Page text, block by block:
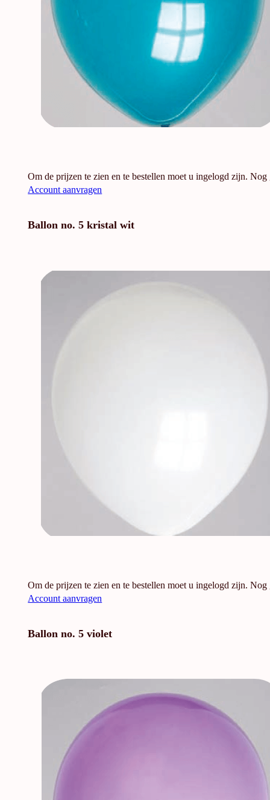
Om de prijzen te zien en te bestellen moet u ingelogd zijn. Nog
Account aanvragen
Ballon no. 5 kristal wit
Om de prijzen te zien en te bestellen moet u ingelogd zijn. Nog
Account aanvragen
Ballon no. 5 violet